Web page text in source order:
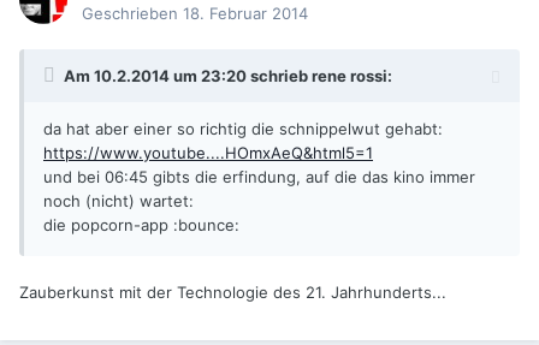
Geschrieben 18. Februar 2014
Am 10.2.2014 um 23:20 schrieb rene rossi:
da hat aber einer so richtig die schnippelwut gehabt:
https://www.youtube....HOmxAeQ&html5=1
und bei 06:45 gibts die erfindung, auf die das kino immer
noch (nicht) wartet:
die popcorn-app :bounce:
Zauberkunst mit der Technologie des 21. Jahrhunderts...